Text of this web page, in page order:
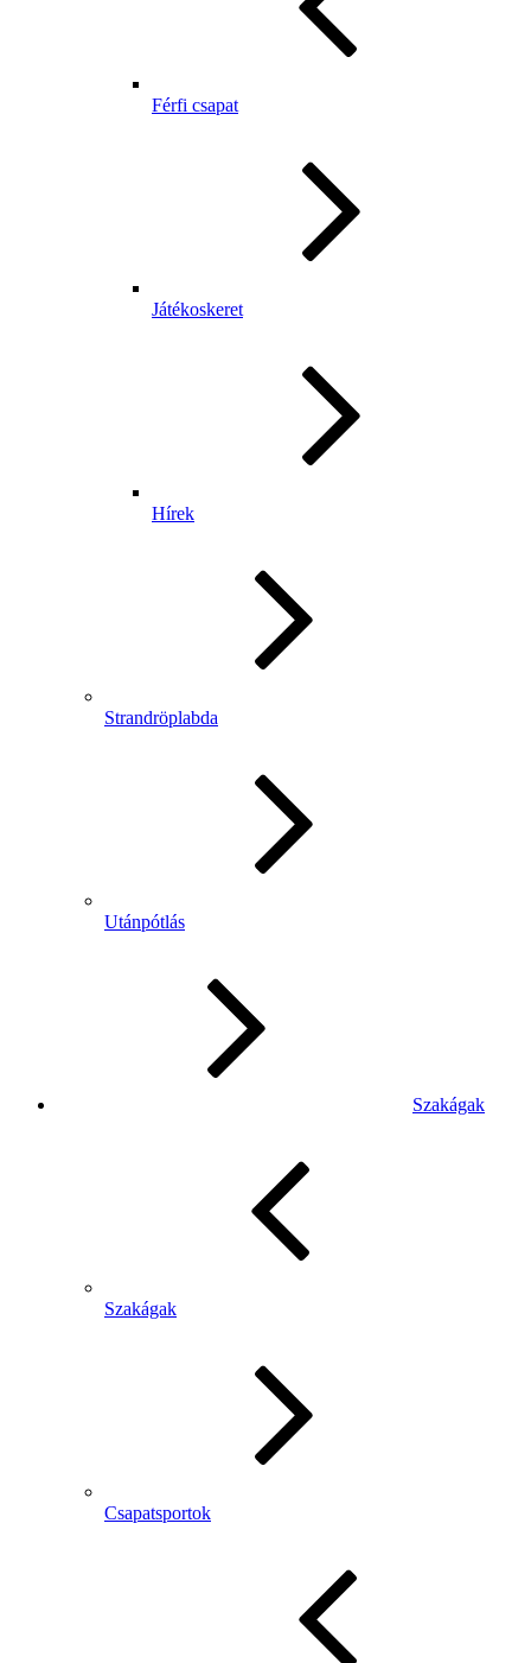
Férfi csapat
Játékoskeret
Hírek
Strandröplabda
Utánpótlás
Szakágak
Szakágak
Csapatsportok